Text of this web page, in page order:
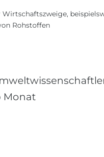
Rohstoffen
Monat